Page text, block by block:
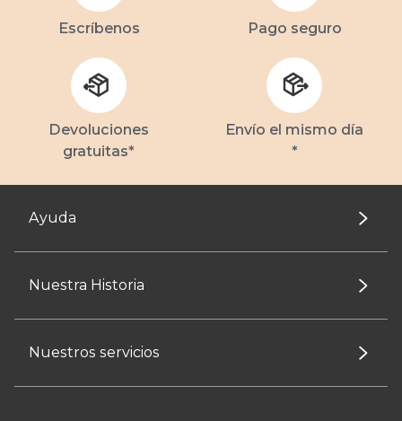
Escríbenos Pago seguro
Devoluciones
gratuitas*
Envío el mismo día
*
Ayuda
Nuestra Historia
Nuestros servicios